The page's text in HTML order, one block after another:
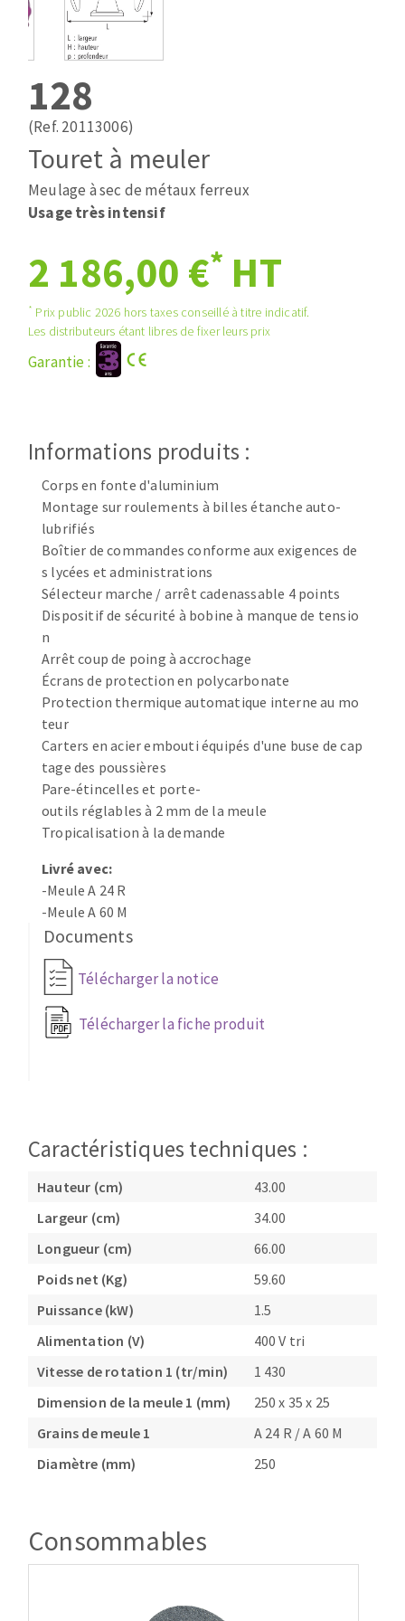
Pose des joints
Nettoyage
Mèches
Fraises carbure
Fers et plaquettes
Lames de scie à ruban
ABRASIFS APPLIQUÉS
Disques auto-agrippant
Patins
Bandes abrasives
Disques fibre et papier
Feuilles 230 x 280 mm
Cales à poncer et patins
Eponges abrasive
DISQUES ABRASIFS
TRAITEMENT DE SURFACE
Disques à lamelles
Roues à lamelles
Meules sur tige
Brosses
Meules de tourets
Feutres à polir
Rouleaux d'atelier
NETTOYAGE
Aspirateurs
MACHINES POUR LE TRAVAIL DU MÉTAL
Tronçonneuses
Scies à ruban
Affuteurs de forets
Tourets
Ponceuses
Tables
OUTILS COUPANTS
Fraises scies
Forets métaux
128
(Ref. 20113006)
Touret à meuler
Meulage à sec de métaux ferreux
Usage très intensif
2 186,00 €* HT
* Prix public 2026 hors taxes conseillé à titre indicatif.
Les distributeurs étant libres de fixer leurs prix
Garantie :
Informations produits :
Corps en fonte d'aluminium
Montage sur roulements à billes étanche auto-
lubrifiés
Boîtier de commandes conforme aux exigences de
s lycées et administrations
Sélecteur marche / arrêt cadenassable 4 points
Dispositif de sécurité à bobine à manque de tensio
n
Arrêt coup de poing à accrochage
Écrans de protection en polycarbonate
Protection thermique automatique interne au mo
teur
Carters en acier embouti équipés d'une buse de cap
tage des poussières
Pare-étincelles et porte-
outils réglables à 2 mm de la meule
Tropicalisation à la demande
Livré avec:
-Meule A 24 R
-Meule A 60 M
Documents
Télécharger la notice
Télécharger la fiche produit
Caractéristiques techniques :
Hauteur (cm)
43.00
Largeur (cm)
34.00
Longueur (cm)
66.00
Poids net (Kg)
59.60
Puissance (kW)
1.5
Alimentation (V)
400 V tri
Vitesse de rotation 1 (tr/min)
1 430
Dimension de la meule 1 (mm)
250 x 35 x 25
Grains de meule 1
A 24 R / A 60 M
Diamètre (mm)
250
Consommables